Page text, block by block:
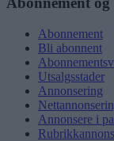
Abonnement
Bli abonnent
Utsalgsstader
Annonsering
Annonsere i